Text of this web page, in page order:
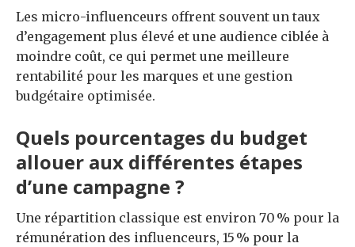
Les micro-influenceurs offrent souvent un taux
d’engagement plus élevé et une audience ciblée à
moindre coût, ce qui permet une meilleure
rentabilité pour les marques et une gestion
budgétaire optimisée.
Quels pourcentages du budget
allouer aux différentes étapes
d’une campagne ?
Une répartition classique est environ 70 % pour la
rémunération des influenceurs, 15 % pour la